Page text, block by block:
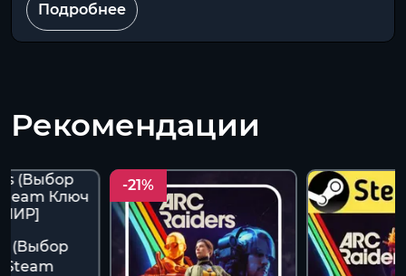
Подробнее
Рекомендации
(Выбор
Steam
-21%